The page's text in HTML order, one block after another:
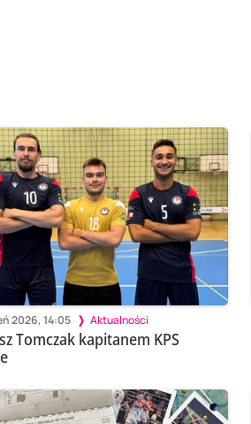
2026, 14:05 Aktualności
Tomczak kapitanem KPS